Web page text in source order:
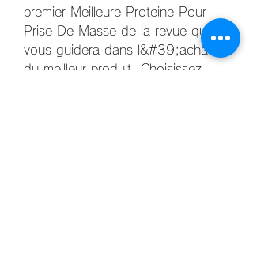
premier Meilleure Proteine Pour
Prise De Masse de la revue qui
vous guidera dans l&#39;achat
du meilleur produit. Choisissez